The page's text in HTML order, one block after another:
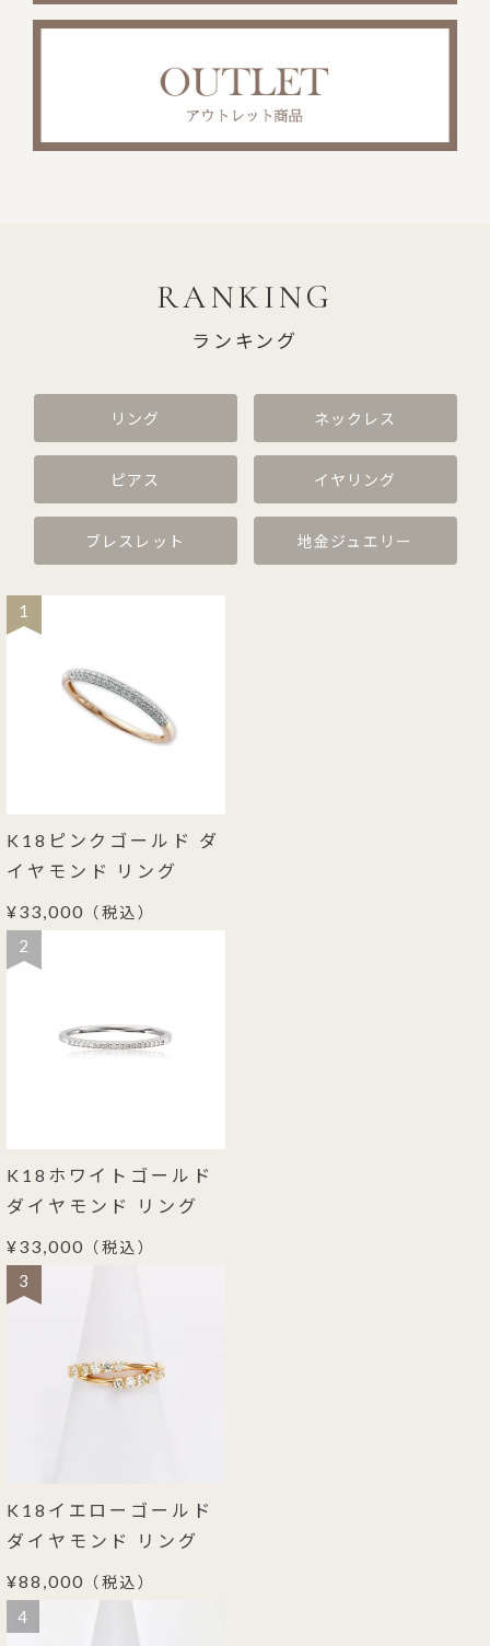
RANKING
ランキング
リング ネックレス
ピアス イヤリング
ブレスレット 地金ジュエリー
1
K18ピンクゴールド ダ
イヤモンド リング
¥33,000 （税込）
2
K18ホワイトゴールド
ダイヤモンド リング
¥33,000 （税込）
3
K18イエローゴールド
ダイヤモンド リング
¥88,000 （税込）
4